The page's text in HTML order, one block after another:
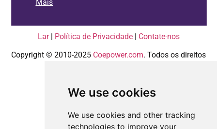
We use cookies
We use cookies and other tracking
technologies to improve your
Mais
Lar| Política de Privacidade| Contate-nos
Copyright © 2010-2025 Coepower.com. Todos os direitos